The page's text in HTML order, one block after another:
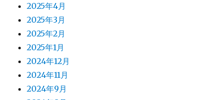
2025年4月
2025年3月
2025年2月
2025年1月
2024年12月
2024年11月
2024年9月